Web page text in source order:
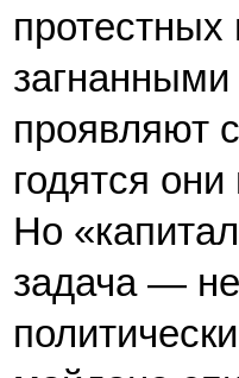
проявляют
годятся
Но
задача —